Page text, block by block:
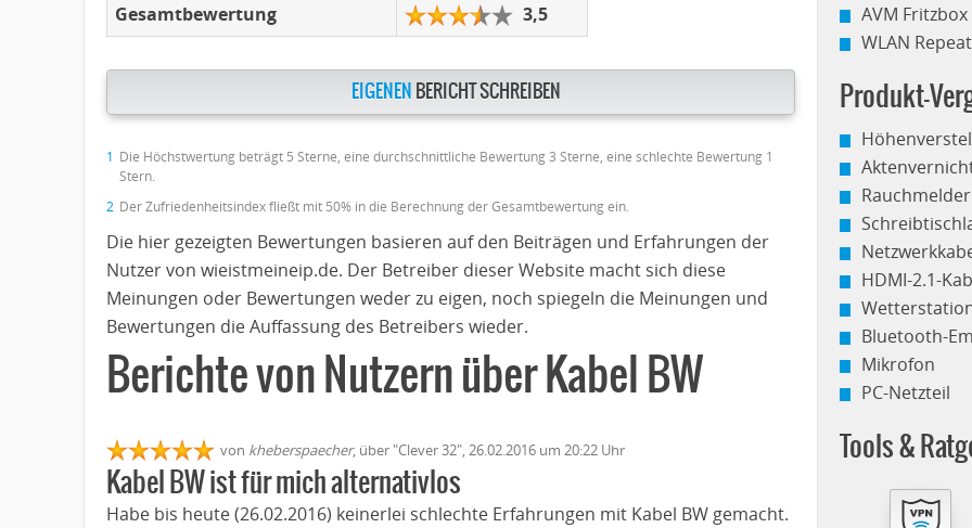
Gesamtbewertung
3,5
EIGENEN BERICHT SCHREIBEN
1 Die Höchstwertung beträgt 5 Sterne, eine durchschnittliche Bewertung 3 Sterne, eine schlechte Bewertung 1
Stern.
2 Der Zufriedenheitsindex fließt mit 50% in die Berechnung der Gesamtbewertung ein.
Die hier gezeigten Bewertungen basieren auf den Beiträgen und Erfahrungen der
Nutzer von wieistmeineip.de. Der Betreiber dieser Website macht sich diese
Meinungen oder Bewertungen weder zu eigen, noch spiegeln die Meinungen und
Bewertungen die Auffassung des Betreibers wieder.
Berichte von Nutzern über Kabel BW
von kheberspaecher, über "Clever 32", 26.02.2016 um 20:22 Uhr
Kabel BW ist für mich alternativlos
Habe bis heute (26.02.2016) keinerlei schlechte Erfahrungen mit Kabel BW gemacht.
AVM
WLAN
Produkt-
Rauchmelder
HDMI-2.1-
Bluetooth-
Mikrofon
PC-Netzteil
Tools &